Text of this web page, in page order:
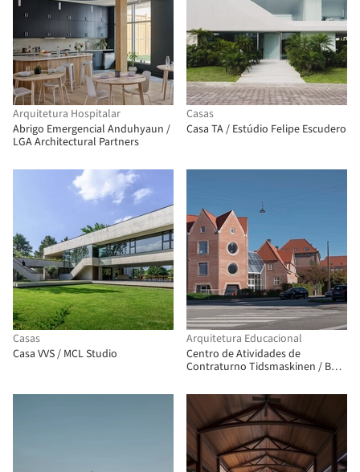
Arquitetura Hospitalar
Abrigo Emergencial Anduhyaun /
LGA Architectural Partners
Casas
Casa TA / Estúdio Felipe Escudero
Casas
Casa VVS / MCL Studio
Arquitetura Educacional
Centro de Atividades de
Contraturno Tidsmaskinen / BBP